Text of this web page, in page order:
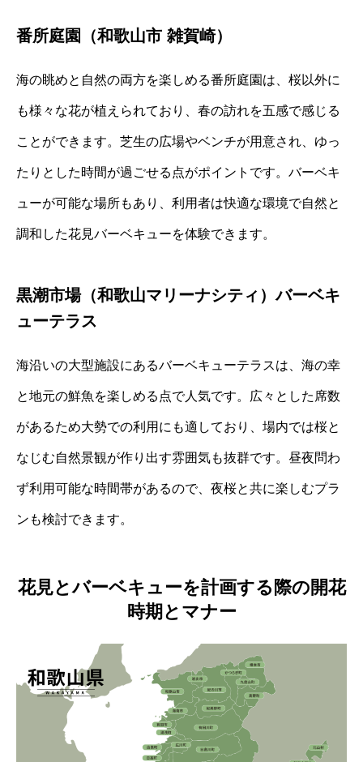
番所庭園（和歌山市 雑賀崎）
海の眺めと自然の両方を楽しめる番所庭園は、桜以外に
も様々な花が植えられており、春の訪れを五感で感じる
ことができます。芝生の広場やベンチが用意され、ゆっ
たりとした時間が過ごせる点がポイントです。バーベキ
ューが可能な場所もあり、利用者は快適な環境で自然と
調和した花見バーベキューを体験できます。
黒潮市場（和歌山マリーナシティ）バーベキ
ューテラス
海沿いの大型施設にあるバーベキューテラスは、海の幸
と地元の鮮魚を楽しめる点で人気です。広々とした席数
があるため大勢での利用にも適しており、場内では桜と
なじむ自然景観が作り出す雰囲気も抜群です。昼夜問わ
ず利用可能な時間帯があるので、夜桜と共に楽しむプラ
ンも検討できます。
花見とバーベキューを計画する際の開花
時期とマナー